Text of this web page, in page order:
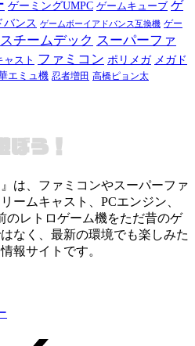
ゲーミングUMPC ゲームキューブ ゲ
バンス ゲームボーイアドバンス互換機 ゲー
スチームデック スーパーファ
ャスト ファミコン ポリメガ メガド
エミュ機 忍者増田 高橋ピョン太
は、ファミコンやスーパーファ
ームキャスト、PCエンジン、
のレトロゲーム機をただ昔のゲ
なく、最新の環境でも楽しみた
報サイトです。